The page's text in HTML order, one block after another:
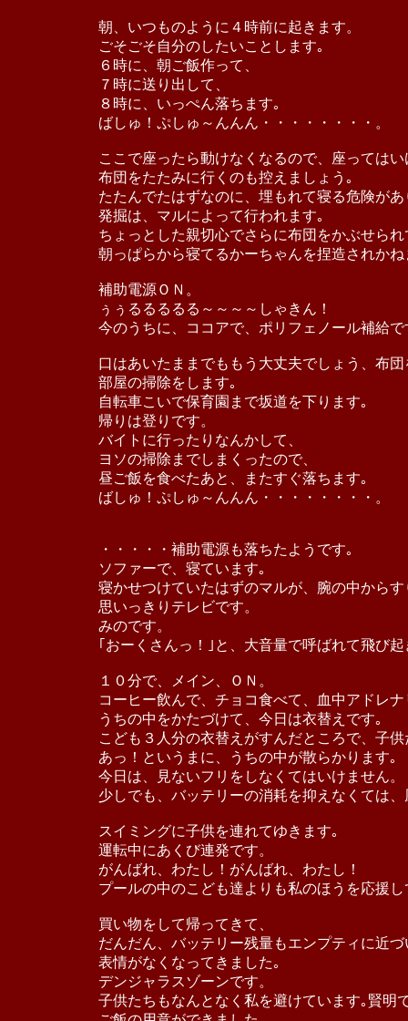
朝、いつものように４時前に起きます。
ごそごそ自分のしたいことします｡
６時に、朝ご飯作って、
７時に送り出して、
８時に、いっぺん落ちます｡
ばしゅ！ぷしゅ～んんん・・・・・・・・。
ここで座ったら動けなくなるので、座ってはい
布団をたたみに行くのも控えましょう｡
たたんでたはずなのに、埋もれて寝る危険があ
発掘は、マルによって行われます｡
ちょっとした親切心でさらに布団をかぶせられ
朝っぱらから寝てるかーちゃんを捏造されかね
補助電源ＯＮ。
ぅぅるるるるる～～～～しゃきん！
今のうちに、ココアで、ポリフェノール補給で
口はあいたままでももう大丈夫でしょう、布
部屋の掃除をします｡
自転車こいで保育園まで坂道を下ります｡
帰りは登りです。
バイトに行ったりなんかして、
ヨソの掃除までしまくったので、
昼ご飯を食べたあと、またすぐ落ちます｡
ばしゅ！ぷしゅ～んんん・・・・・・・・。
・・・・・補助電源も落ちたようです｡
ソファーで、寝ています｡
寝かせつけていたはずのマルが、腕の中から
思いっきりテレビです。
みのです。
｢おーくさんっ！｣と、大音量で呼ばれて飛び起
１０分で、メイン、ＯＮ。
コーヒー飲んで、チョコ食べて、血中アドレ
うちの中をかたづけて、今日は衣替えです｡
こども３人分の衣替えがすんだところで、子
あっ！というまに、うちの中が散らかります｡
今日は、見ないフリをしなくてはいけません。
少しでも、バッテリーの消耗を抑えなくては
スイミングに子供を連れてゆきます｡
運転中にあくび連発です。
がんばれ、わたし！がんばれ、わたし！
プールの中のこども達よりも私のほうを応援し
買い物をして帰ってきて、
だんだん、バッテリー残量もエンプティに近
表情がなくなってきました｡
デンジャラスゾーンです。
子供たちもなんとなく私を避けています｡賢明